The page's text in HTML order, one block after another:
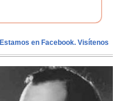
Estamos en Facebook. Visítenos